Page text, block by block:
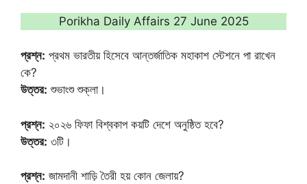
Porikha Daily Affairs 27 June 2025
প্রশ্ন: প্রথম ভারতীয় হিসেবে আন্তর্জাতিক মহাকাশ স্টেশনে পা রাখেন
কে?
উত্তর: শুভাংশু শুক্লা।
প্রশ্ন: ২০২৬ ফিফা বিশ্বকাপ কয়টি দেশে অনুষ্ঠিত হবে?
উত্তর: ৩টি।
প্রশ্ন: জামদানী শাড়ি তৈরী হয় কোন জেলায়?